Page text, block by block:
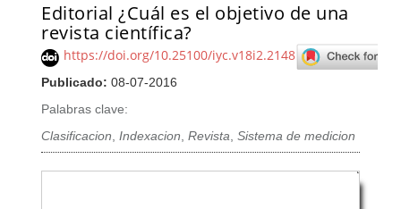
Editorial ¿Cuál es el objetivo de una
revista científica?
https://doi.org/10.25100/iyc.v18i2.2148
Publicado: 08-07-2016
Palabras clave:
Clasificacion,Indexacion,Revista,Sistema de medicion
Barra lateral del artículo